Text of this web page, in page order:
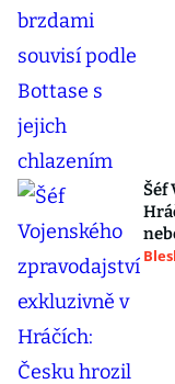
Šéf